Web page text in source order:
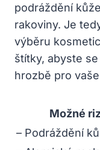
podráždění
rakoviny. Je
výběru
štítky, abyste
hrozbě pro
Možné
– Podráždění